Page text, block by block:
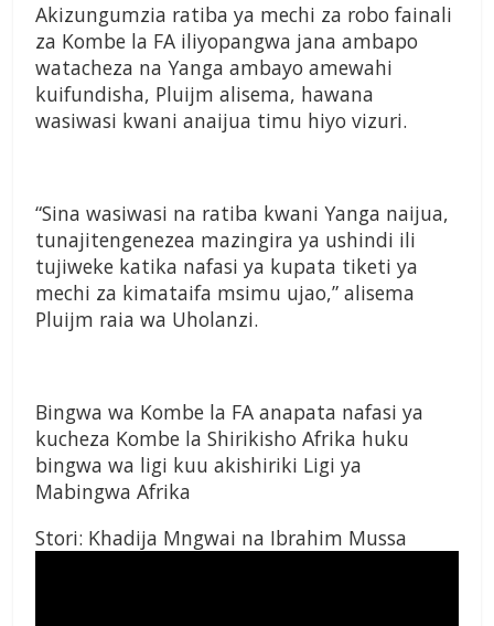
Akizungumzia ratiba ya mechi za robo fainali
za Kombe la FA iliyopangwa jana ambapo
watacheza na Yanga ambayo amewahi
kuifundisha, Pluijm alisema, hawana
wasiwasi kwani anaijua timu hiyo vizuri.
“Sina wasiwasi na ratiba kwani Yanga naijua,
tunajitengenezea mazingira ya ushindi ili
tujiweke katika nafasi ya kupata tiketi ya
mechi za kimataifa msimu ujao,” alisema
Pluijm raia wa Uholanzi.
Bingwa wa Kombe la FA anapata nafasi ya
kucheza Kombe la Shirikisho Afrika huku
bingwa wa ligi kuu akishiriki Ligi ya
Mabingwa Afrika
Stori: Khadija Mngwai na Ibrahim Mussa